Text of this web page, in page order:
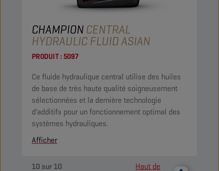
CHAMPIONCENTRAL
HYDRAULIC FLUID ASIAN
PRODUIT : 5097
Ce fluide hydraulique central utilise des huiles
de base de très haute qualité soigneusement
sélectionnées et la dernière technologie
d'additifs pour un fonctionnement optimal des
systèmes hydrauliques.
Afficher
10 sur10
Haut de